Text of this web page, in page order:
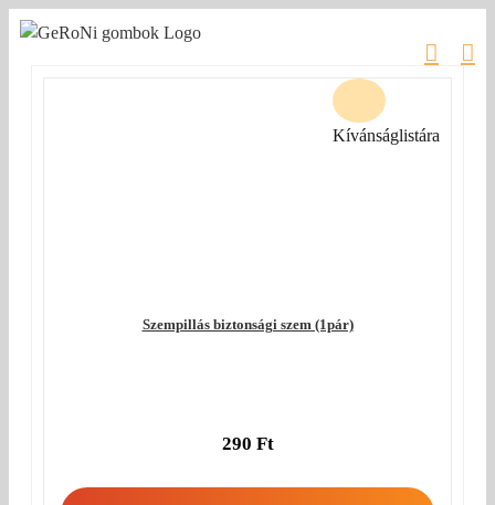
Kihagyás
Szempillás biztonsági szem (1pár)
290 Ft
Kívánságlistára